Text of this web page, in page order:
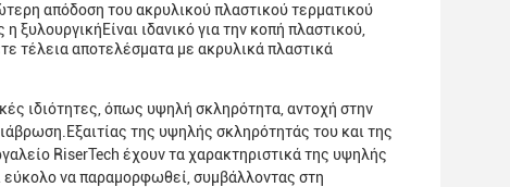
απόδοση του ακρυλικού πλαστικού τερματικού
ιδανικό για την κοπή πλαστικού,
τέλεια αποτελέσματα με ακρυλικά πλαστικά
ιδιότητες, όπως υψηλή σκληρότητα, αντοχή στην
της υψηλής σκληρότητάς του και της
RiserTech έχουν τα χαρακτηριστικά της υψηλής
εύκολο να παραμορφωθεί, συμβάλλοντας στη